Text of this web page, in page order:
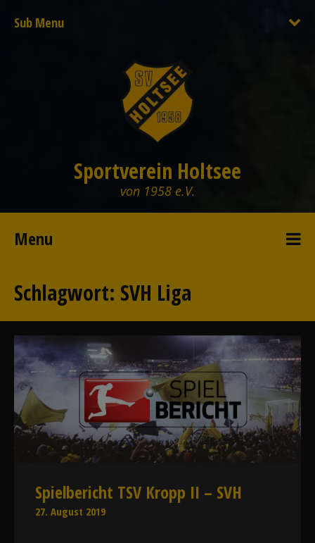
Sub Menu
Sportverein Holtsee
von 1958 e.V.
Menu
Schlagwort: SVH Liga
Spielbericht TSV Kropp II – SVH
27. August 2019